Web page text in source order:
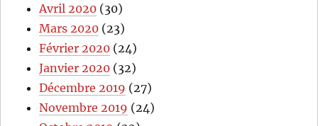
Avril 2020 (30)
Mars 2020 (23)
Février 2020 (24)
Janvier 2020 (32)
Décembre 2019 (27)
Novembre 2019 (24)